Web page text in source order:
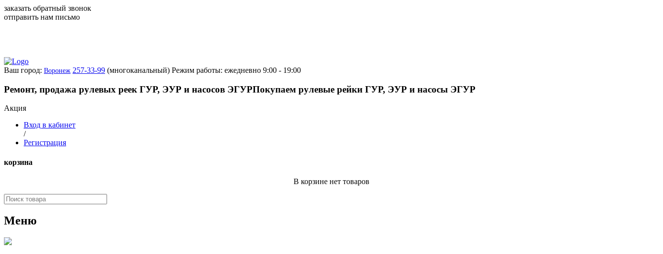
заказать обратный звонок
отправить нам письмо
Ваш город: Воронеж 257-33-99 (многоканальный) Режим работы: ежедневно 9:00 - 19:00
Ремонт, продажа рулевых реек ГУР, ЭУР и насосов ЭГУРПокупаем рулевые рейки ГУР, ЭУР и насосы ЭГУР
Акция
Вход в кабинет
/
Регистрация
корзина
В корзине нет товаров
Меню